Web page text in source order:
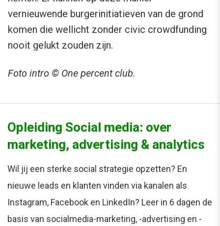
vernieuwende burgerinitiatieven van de grond
komen die wellicht zonder civic crowdfunding
nooit gelukt zouden zijn.
Foto intro © One percent club.
Opleiding Social media: over
marketing, advertising & analytics
Wil jij een sterke social strategie opzetten? En
nieuwe leads en klanten vinden via kanalen als
Instagram, Facebook en LinkedIn? Leer in 6 dagen de
basis van socialmedia-marketing, -advertising en -